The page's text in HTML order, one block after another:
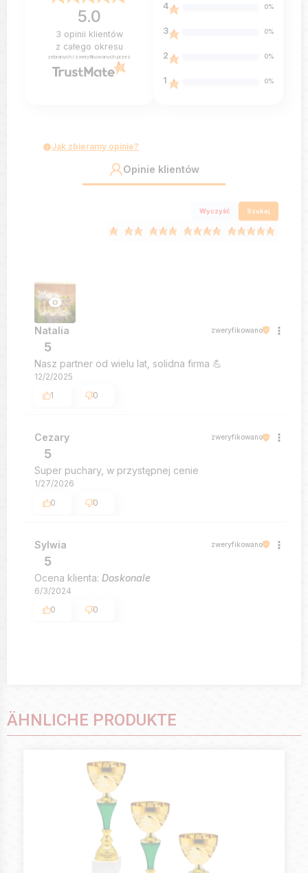
5.0
3 opinii klientów
z całego okresu
zebranych i zweryfikowanych przez
4 0%
3 0%
2 0%
1 0%
Jak zbieramy opinie?
Opinie klientów
Wyczyść Szukaj
Natalia zweryfikowano
5
Nasz partner od wielu lat, solidna firma 💪
12/2/2025
1
0
Cezary zweryfikowano
5
Super puchary, w przystępnej cenie
1/27/2026
0
0
Sylwia zweryfikowano
5
Ocena klienta: Doskonale
6/3/2024
0
0
ÄHNLICHE PRODUKTE